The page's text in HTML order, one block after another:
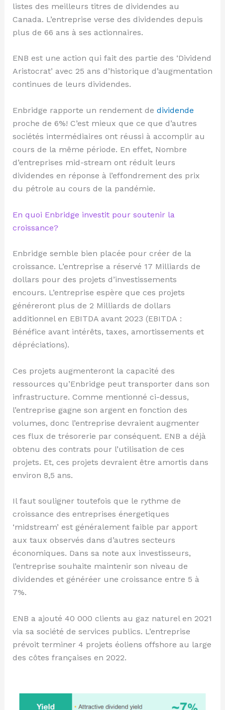
listes des meilleurs titres de dividendes au
Canada. L’entreprise verse des dividendes depuis
plus de 66 ans à ses actionnaires.
ENB est une action qui fait des partie des ‘Dividend
Aristocrat’ avec 25 ans d’historique d’augmentation
continues de leurs dividendes.
Enbridge rapporte un rendement de dividende
proche de 6%! C’est mieux que ce que d’autres
sociétés intermédiaires ont réussi à accomplir au
cours de la même période. En effet, Nombre
d’entreprises mid-stream ont réduit leurs
dividendes en réponse à l’effondrement des prix
du pétrole au cours de la pandémie.
En quoi Enbridge investit pour soutenir la
croissance?
Enbridge semble bien placée pour créer de la
croissance. L’entreprise a réservé 17 Milliards de
dollars pour des projets d’investissements
encours. L’entreprise espère que ces projets
généreront plus de 2 Milliards de dollars
additionnel en EBITDA avant 2023 (EBITDA :
Bénéfice avant intérêts, taxes, amortissements et
dépréciations).
Ces projets augmenteront la capacité des
ressources qu’Enbridge peut transporter dans son
infrastructure. Comme mentionné ci-dessus,
l’entreprise gagne son argent en fonction des
volumes, donc l’entreprise devraient augmenter
ces flux de trésorerie par conséquent. ENB a déjà
obtenu des contrats pour l’utilisation de ces
projets. Et, ces projets devraient être amortis dans
environ 8,5 ans.
Il faut souligner toutefois que le rythme de
croissance des entreprises énergetiques
‘midstream’ est généralement faible par apport
aux taux observés dans d’autres secteurs
économiques. Dans sa note aux investisseurs,
l’entreprise souhaite maintenir son niveau de
dividendes et généréer une croissance entre 5 à
7%.
ENB a ajouté 40 000 clients au gaz naturel en 2021
via sa société de services publics. L’entreprise
prévoit terminer 4 projets éoliens offshore au large
des côtes françaises en 2022.